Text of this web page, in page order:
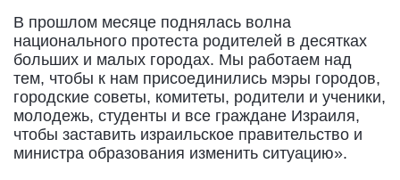
В прошлом месяце поднялась волна
национального протеста родителей в десятках
больших и малых городах. Мы работаем над
тем, чтобы к нам присоединились мэры городов,
городские советы, комитеты, родители и ученики,
молодежь, студенты и все граждане Израиля,
чтобы заставить израильское правительство и
министра образования изменить ситуацию».